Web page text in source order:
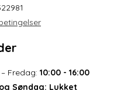
Fredag: 10:00 - 16:00
Søndag: Lukket